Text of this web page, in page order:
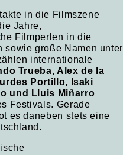
in die Filmszene
Jahre,
Filmperlen in die
sowie große Namen unter
internationale
Trueba, Alex de la
Portillo, Isaki
und Lluis Miñarro
Festivals. Gerade
es daneben stets eine